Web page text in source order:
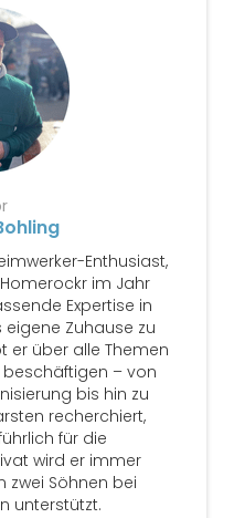
Enthusiast,
im Jahr
Expertise in
Zuhause zu
er über alle Themen
beschäftigen – von
bis hin zu
recherchiert,
für die
wird er immer
zwei Söhnen bei
unterstützt.